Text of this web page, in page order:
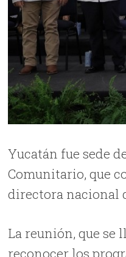
Yucatán fue sede
Comunitario, que
directora nacional
La reunión, que se
reconocer los